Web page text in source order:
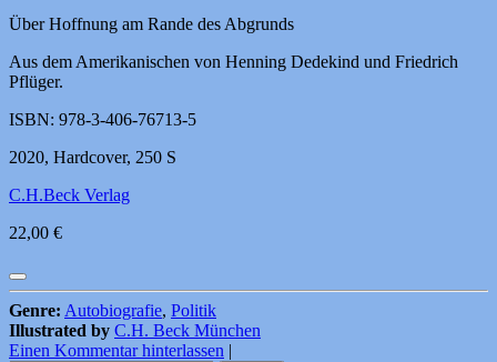
Über Hoffnung am Rande des Abgrunds
Aus dem Amerikanischen von Henning Dedekind und Friedrich
Pflüger.
ISBN: 978-3-406-76713-5
2020, Hardcover, 250 S
C.H.Beck Verlag
22,00 €
Genre: Autobiografie, Politik
Illustrated by C.H. Beck München
Einen Kommentar hinterlassen |